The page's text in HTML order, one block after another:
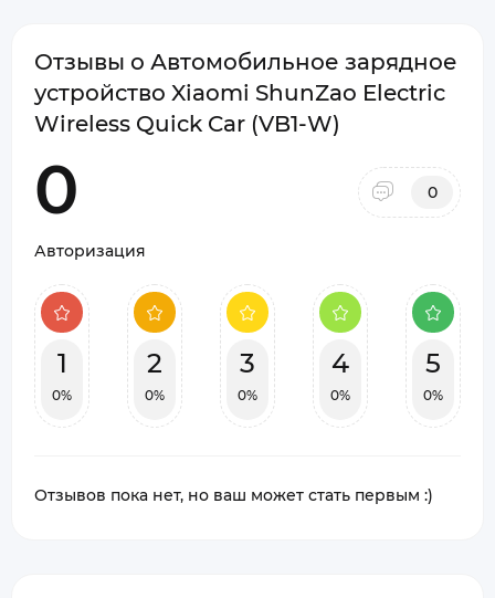
Отзывы о Автомобильное зарядное
устройство Xiaomi ShunZao Electric
Wireless Quick Car (VB1-W)
0 0
Авторизация
1
0%
2
0%
3
0%
4
0%
5
0%
Отзывов пока нет, но ваш может стать первым :)